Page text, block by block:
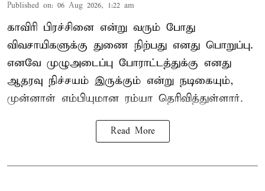
Published on: 06 Aug 2026, 1:22 am
காவிரி பிரச்சினை என்று வரும் போது
விவசாயிகளுக்கு துணை நிற்பது எனது பொறுப்பு.
எனவே முழுஅடைப்பு போராட்டத்துக்கு எனது
ஆதரவு நிச்சயம் இருக்கும் என்று நடிகையும்,
முன்னாள் எம்பியுமான ரம்யா தெரிவித்துள்ளார்.
Read More